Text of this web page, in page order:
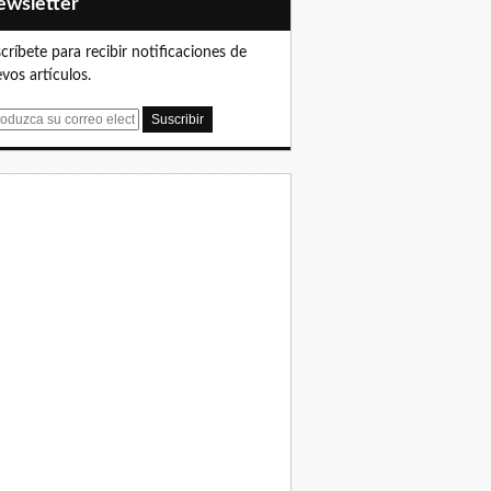
para recibir notificaciones de
artículos.